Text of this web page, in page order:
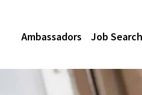
Ambassadors Job Search